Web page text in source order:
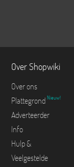
Over Shopwiki
Over ons
Plattegrond Nieuw!
Adverteerder
Info
Hulp &
Veelgestelde